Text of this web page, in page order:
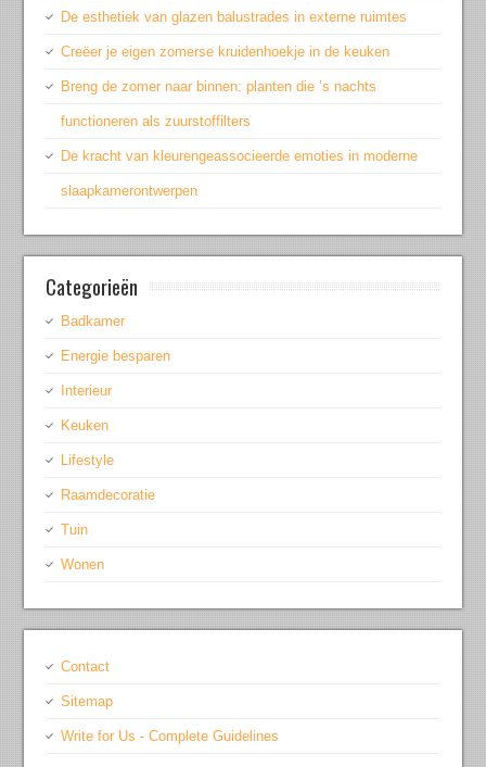
De esthetiek van glazen balustrades in externe ruimtes
Creëer je eigen zomerse kruidenhoekje in de keuken
Breng de zomer naar binnen: planten die ’s nachts
functioneren als zuurstoffilters
De kracht van kleurengeassocieerde emoties in moderne
slaapkamerontwerpen
Categorieën
Badkamer
Energie besparen
Interieur
Keuken
Lifestyle
Raamdecoratie
Tuin
Wonen
Contact
Sitemap
Write for Us - Complete Guidelines